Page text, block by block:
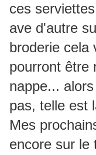
ces
ave d'autre
broderie cela
pourront être
nappe...
pas, telle est
Mes
encore sur le